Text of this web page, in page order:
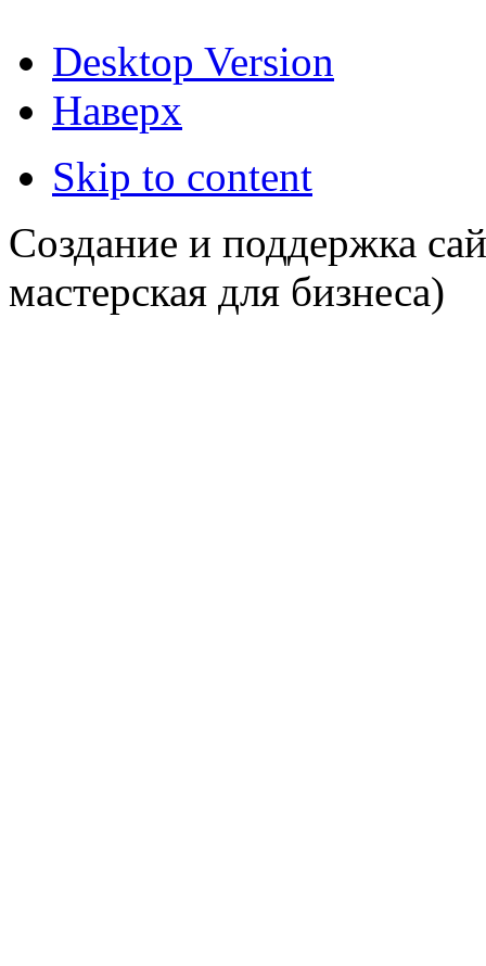
Desktop Version
Наверх
Skip to content
Создание и поддержка
мастерская для бизнеса)